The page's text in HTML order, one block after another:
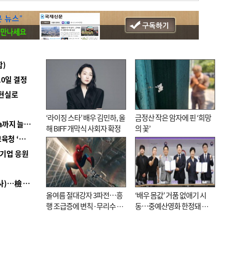
)
일 결정
실로
■ 경남 농정 비전 ‘잘 사는 농촌’…스마트팜 1000㏊까지 늘린다
■ 교육혁신선도지 공모 코앞인데…구·군 난색에 교육청 ‘쩔쩔’
업 응원
■ 검사 신분 버리고 직급하향(10년 이하 저연차 검사)…檢 중수청행 기피
‘라이징 스타’ 배우 김민하, 올
해 BIFF 개막식 사회자 확정
금정산 작은 암자에 핀 ‘희망
의 꽃’
올여름 절대강자 3파전…흥
행 조급증에 변칙·무리수 마
‘배우 몸값’ 거품 없애기 시
동…중예산영화 한정돼 실